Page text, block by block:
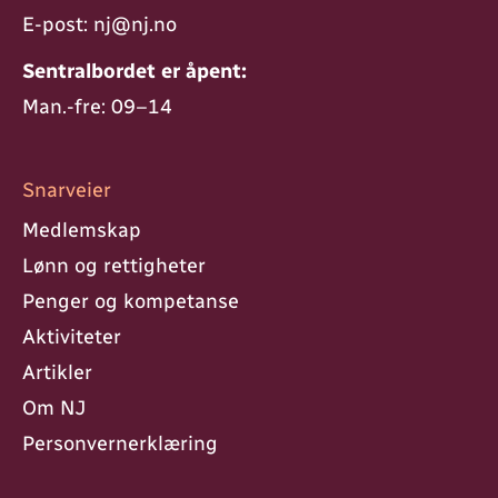
E-post: nj@nj.no
Sentralbordet er åpent:
Man.-fre: 09–14
Snarveier
Medlemskap
Lønn og rettigheter
Penger og kompetanse
Aktiviteter
Artikler
Om NJ
Personvern­erklæring